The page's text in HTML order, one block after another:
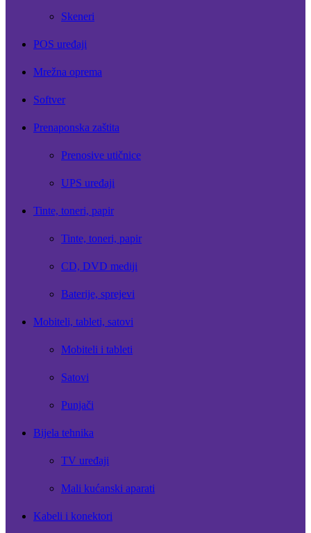
Skeneri
POS uređaji
Mrežna oprema
Softver
Prenaponska zaštita
Prenosive utičnice
UPS uređaji
Tinte, toneri, papir
Tinte, toneri, papir
CD, DVD mediji
Baterije, sprejevi
Mobiteli, tableti, satovi
Mobiteli i tableti
Satovi
Punjači
Bijela tehnika
TV uređaji
Mali kućanski aparati
Kabeli i konektori